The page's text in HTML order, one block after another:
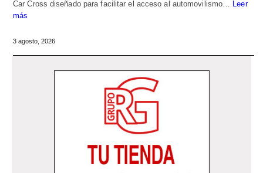
Car Cross diseñado para facilitar el acceso al automovilismo… Leer
más
3 agosto, 2026